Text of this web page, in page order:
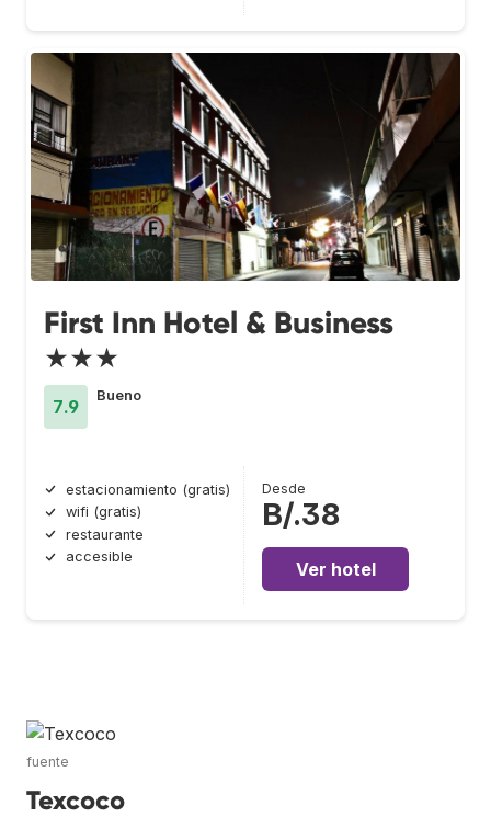
First Inn Hotel & Business
★★★
7.9
Bueno
estacionamiento (gratis)
wifi (gratis)
restaurante
accesible
Desde
B/.38
Ver hotel
fuente
Texcoco